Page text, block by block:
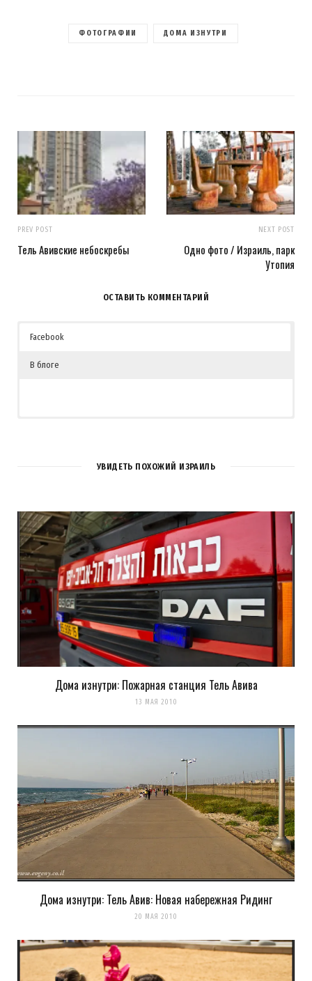
ФОТОГРАФИИ ДОМА ИЗНУТРИ
PREV POST
Тель Авивские небоскребы
NEXT POST
Одно фото / Израиль, парк
Утопия
ОСТАВИТЬ КОММЕНТАРИЙ
Facebook
В блоге
Сохранить моё имя, email и адрес сайта в этом браузере для
Уведомлять меня о новых записях почтой.
Оповещать о новых
комментариях. А можно просто
подписаться на комментарии
УВИДЕТЬ ПОХОЖИЙ ИЗРАИЛЬ
Дома изнутри: Пожарная станция Тель Авива
13 МАЯ 2010
Дома изнутри: Тель Авив: Новая набережная Ридинг
20 МАЯ 2010